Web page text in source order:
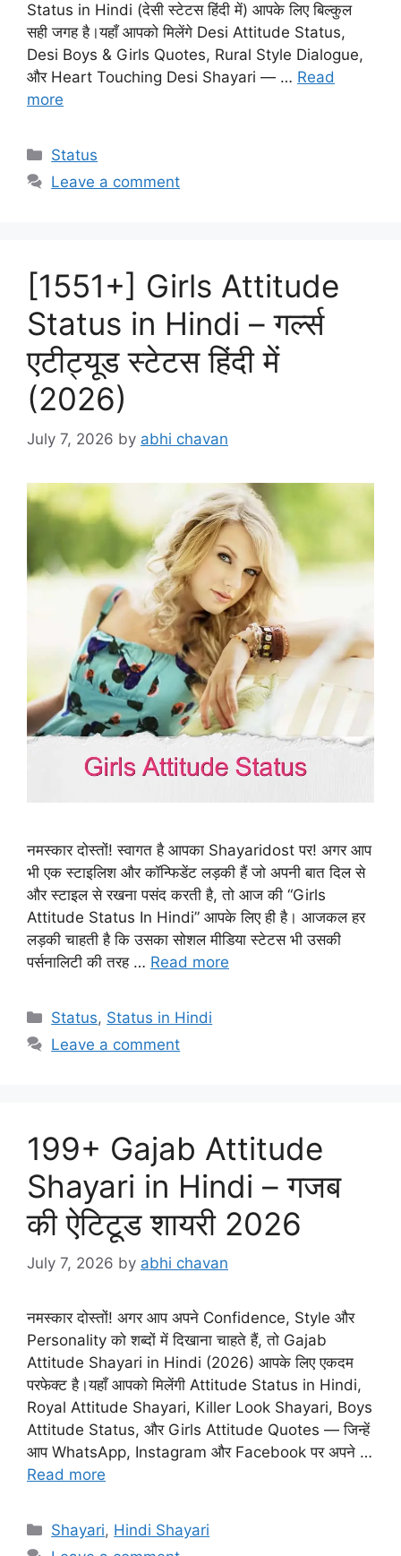
Status in Hindi (देसी स्टेटस हिंदी में) आपके लिए बिल्कुल
सही जगह है।यहाँ आपको मिलेंगे Desi Attitude Status,
Desi Boys & Girls Quotes, Rural Style Dialogue,
और Heart Touching Desi Shayari — … Read
more
Categories
Status
Leave a comment
[1551+] Girls Attitude
Status in Hindi – गर्ल्स
एटीट्यूड स्टेटस हिंदी में
(2026)
July 7, 2026 by abhi chavan
नमस्कार दोस्तों! स्वागत है आपका Shayaridost पर! अगर आप
भी एक स्टाइलिश और कॉन्फिडेंट लड़की हैं जो अपनी बात दिल से
और स्टाइल से रखना पसंद करती है, तो आज की “Girls
Attitude Status In Hindi” आपके लिए ही है। आजकल हर
लड़की चाहती है कि उसका सोशल मीडिया स्टेटस भी उसकी
पर्सनालिटी की तरह … Read more
Categories
Status, Status in Hindi
Leave a comment
199+ Gajab Attitude
Shayari in Hindi – गजब
की ऐटिटूड शायरी 2026
July 7, 2026 by abhi chavan
नमस्कार दोस्तों! अगर आप अपने Confidence, Style और
Personality को शब्दों में दिखाना चाहते हैं, तो Gajab
Attitude Shayari in Hindi (2026) आपके लिए एकदम
परफेक्ट है।यहाँ आपको मिलेंगी Attitude Status in Hindi,
Royal Attitude Shayari, Killer Look Shayari, Boys
Attitude Status, और Girls Attitude Quotes — जिन्हें
आप WhatsApp, Instagram और Facebook पर अपने …
Read more
Categories
Shayari, Hindi Shayari